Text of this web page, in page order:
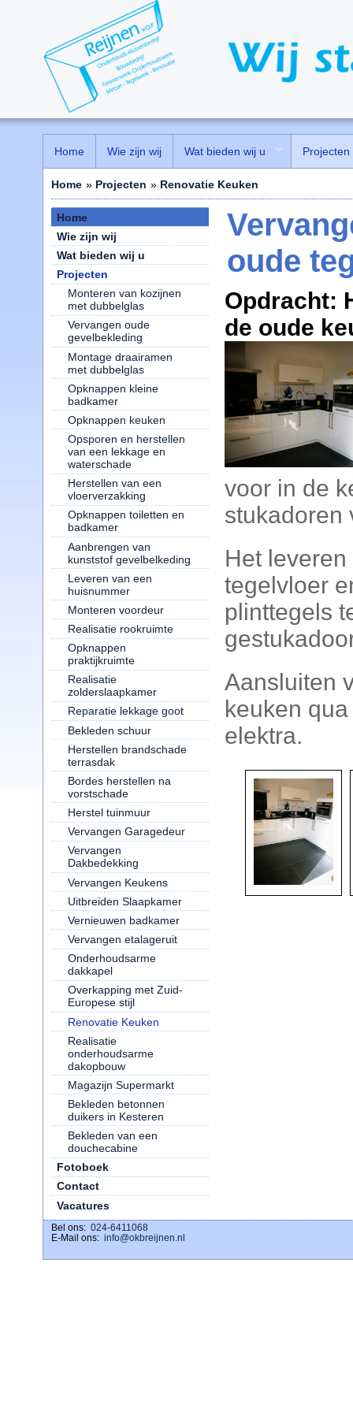
Home » Projecten » Renovatie Keuken
Home
Wie zijn wij
Wat bieden wij u
Projecten
Monteren van kozijnen
met dubbelglas
Vervangen oude
gevelbekleding
Montage draairamen
met dubbelglas
Opknappen kleine
badkamer
Opknappen keuken
Opsporen en herstellen
van een lekkage en
waterschade
Herstellen van een
vloerverzakking
Opknappen toiletten en
badkamer
Aanbrengen van
kunststof gevelbelkeding
Leveren van een
huisnummer
Monteren voordeur
Realisatie rookruimte
Opknappen
praktijkruimte
Realisatie
zolderslaapkamer
Reparatie lekkage goot
Bekleden schuur
Herstellen brandschade
terrasdak
Bordes herstellen na
vorstschade
Herstel tuinmuur
Vervangen Garagedeur
Vervangen
Dakbedekking
Vervangen Keukens
Uitbreiden Slaapkamer
Vernieuwen badkamer
Vervangen etalageruit
Onderhoudsarme
dakkapel
Overkapping met Zuid-
Europese stijl
Renovatie Keuken
Realisatie
onderhoudsarme
dakopbouw
Magazijn Supermarkt
Bekleden betonnen
duikers in Kesteren
Bekleden van een
douchecabine
Fotoboek
Contact
Vacatures
oude
Opdracht:
de oude
voor in de
stukadoren
Het
tegelvloer
plinttegels
Aansluiten
keuken
elektra.
download ig stories
Bel ons: 024-6411068
E-Mail ons: info@okbreijnen.nl
Home Wie zijn wij Wat bieden wij u Projecten